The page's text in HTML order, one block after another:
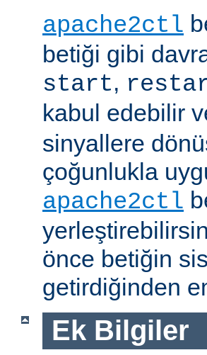
apache2ctl
betiği gibi
start,
kabul edebilir
sinyallere
çoğunlukla
apache2ctl
önce betiğin
getirdiğinden
Ek Bilgiler